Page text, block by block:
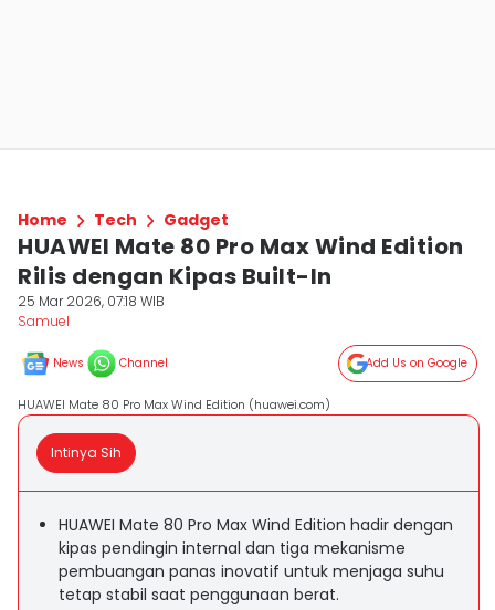
Home Tech Gadget
HUAWEI Mate 80 Pro Max Wind Edition
Rilis dengan Kipas Built-In
25 Mar 2026, 07:18 WIB
Samuel
News Channel Add Us on Google
HUAWEI Mate 80 Pro Max Wind Edition (huawei.com)
Intinya Sih
HUAWEI Mate 80 Pro Max Wind Edition hadir dengan
kipas pendingin internal dan tiga mekanisme
pembuangan panas inovatif untuk menjaga suhu
tetap stabil saat penggunaan berat.